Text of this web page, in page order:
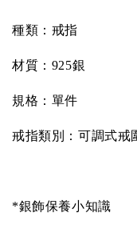
種類：戒指
材質：925銀
規格：單件
戒指類別：可調式戒
*銀飾保養小知識